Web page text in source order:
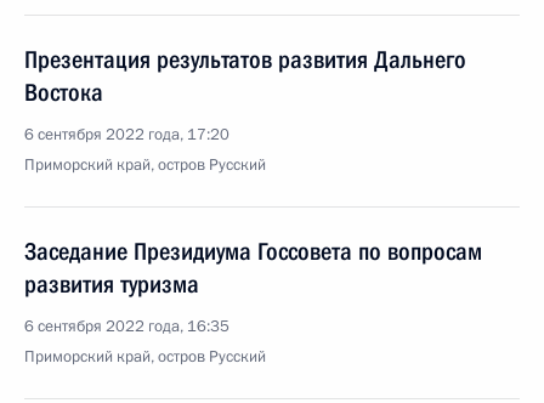
Презентация результатов развития Дальнего
Востока
6 сентября 2022 года, 17:20
Приморский край, остров Русский
Заседание Президиума Госсовета по вопросам
развития туризма
6 сентября 2022 года, 16:35
Приморский край, остров Русский